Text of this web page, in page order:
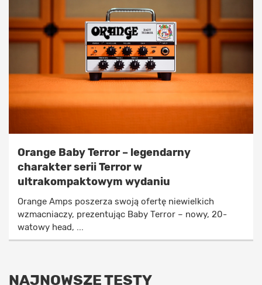
Orange Baby Terror – legendarny
charakter serii Terror w
ultrakompaktowym wydaniu
Orange Amps poszerza swoją ofertę niewielkich
wzmacniaczy, prezentując Baby Terror – nowy, 20-
watowy head, ...
NAJNOWSZE TESTY